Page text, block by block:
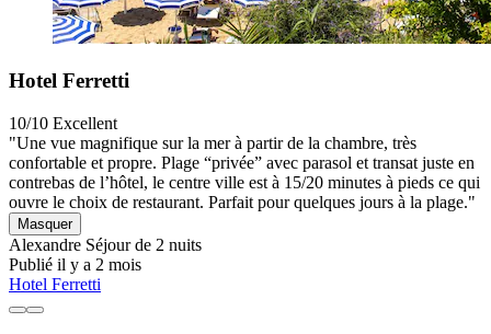
Hotel Ferretti
10/10 Excellent
"Une vue magnifique sur la mer à partir de la chambre, très
confortable et propre. Plage “privée” avec parasol et transat juste en
contrebas de l’hôtel, le centre ville est à 15/20 minutes à pieds ce qui
ouvre le choix de restaurant. Parfait pour quelques jours à la plage."
Masquer
Alexandre Séjour de 2 nuits
Publié il y a 2 mois
Hotel Ferretti